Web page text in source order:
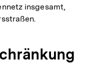
insgesamt,